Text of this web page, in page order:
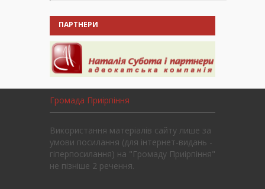
ПАРТНЕРИ
Громада Приірпіння
Використання матеріалів сайту лише за
умови посилання (для інтернет-видань -
гіперпосилання) на "Громаду Приірпіння"
не пізніше 2 речення.